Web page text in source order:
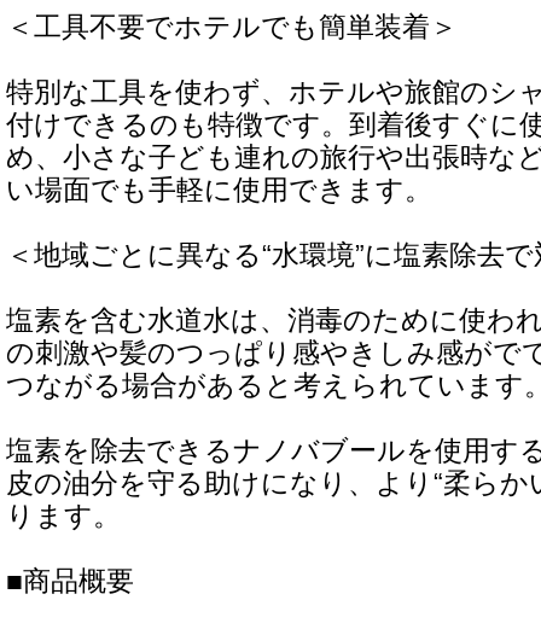
＜工具不要でホテルでも簡単装着＞
特別な工具を使わず、ホテルや旅館のシ
付けできるのも特徴です。到着後すぐに
め、小さな子ども連れの旅行や出張時な
い場面でも手軽に使用できます。
＜地域ごとに異なる“水環境”に塩素除去
塩素を含む水道水は、消毒のために使わ
の刺激や髪のつっぱり感やきしみ感がで
つながる場合があると考えられています
塩素を除去できるナノバブールを使用す
皮の油分を守る助けになり、より“柔らか
ります。
■商品概要